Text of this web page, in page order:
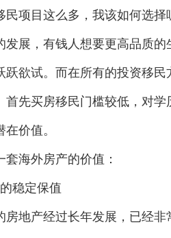
目这么多，我该如何选择
发展，有钱人想要更高品质的
跃欲试。而在所有的投资移
首先买房移民门槛较低，对
价值。
海外房产的价值：
稳定保值
产经过长年发展，已经非